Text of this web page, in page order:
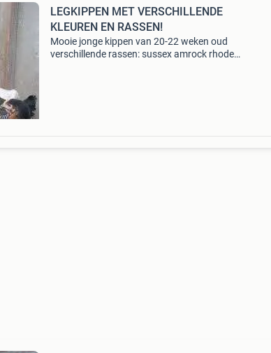
LEGKIPPEN MET VERSCHILLENDE
KLEUREN EN RASSEN!
Mooie jonge kippen van 20-22 weken oud
verschillende rassen: sussex amrock rhode